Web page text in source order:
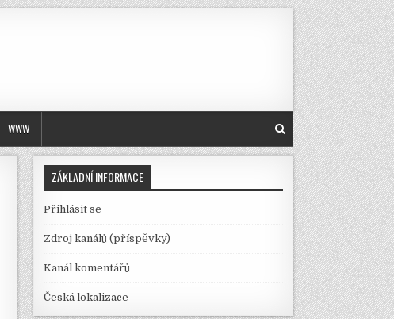
WWW
ZÁKLADNÍ INFORMACE
Přihlásit se
Zdroj kanálů (příspěvky)
Kanál komentářů
Česká lokalizace